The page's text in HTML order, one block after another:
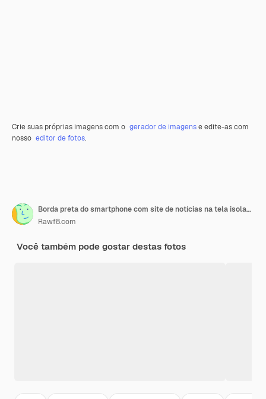
Crie suas próprias imagens com o gerador de imagense edite-as com
nosso editor de fotos.
Borda preta do smartphone com site de notícias na tela isolada em branco
Rawf8.com
Você também pode gostar destas fotos